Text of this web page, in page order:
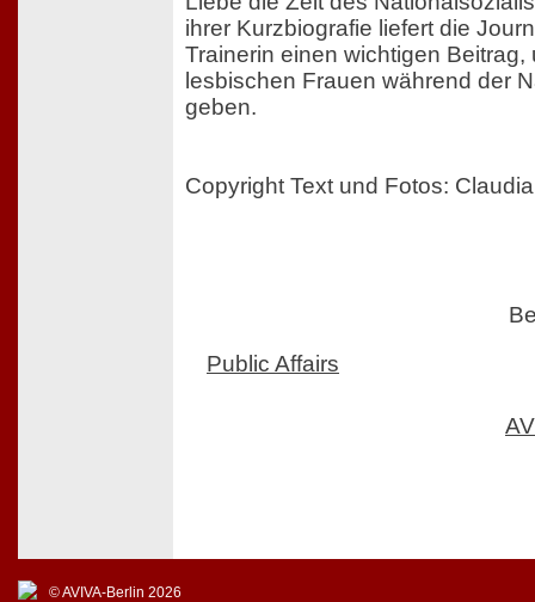
ihrer Kurzbiografie liefert die
Trainerin einen wichtigen Beitrag,
lesbischen Frauen während der
geben.
Copyright Text und Fotos:
Public Affairs
© AVIVA-Berlin 2026